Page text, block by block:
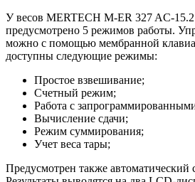
У весов MERTECH M-ER 327 AC-
предусмотрено 5 режимов работы.
можно с помощью мембранной
доступны следующие режимы:
Простое взвешивание;
Счетный режим;
Работа с
Вычисление сдачи;
Режим суммирования;
Учет веса тары;
Предусмотрен также автоматический